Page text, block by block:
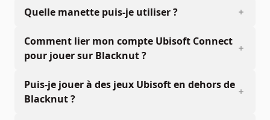
Quelle manette puis-je utiliser ?
Comment lier mon compte Ubisoft Connect
pour jouer sur Blacknut ?
Puis-je jouer à des jeux Ubisoft en dehors de
Blacknut ?